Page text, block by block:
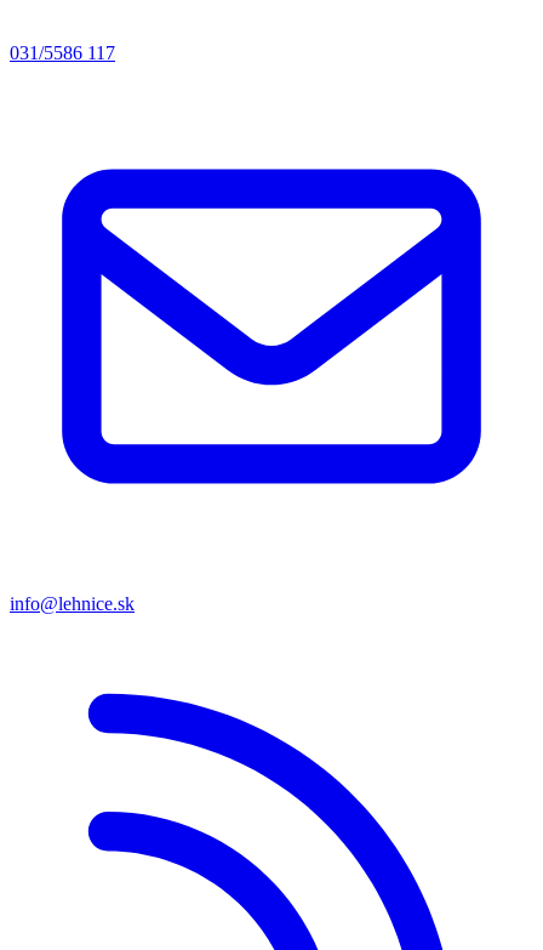
031/5586 117
info@lehnice.sk